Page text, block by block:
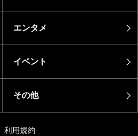
エンタメ
イベント
その他
利用規約